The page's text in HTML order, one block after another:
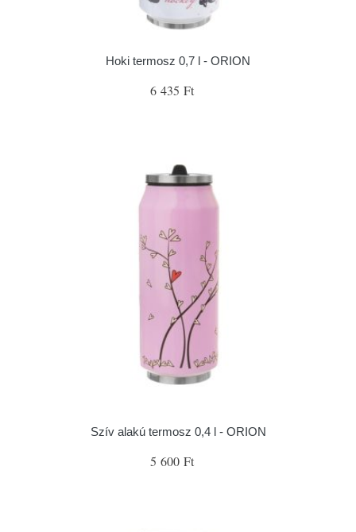
Hoki termosz 0,7 l - ORION
6 435 Ft
Szív alakú termosz 0,4 l - ORION
5 600 Ft